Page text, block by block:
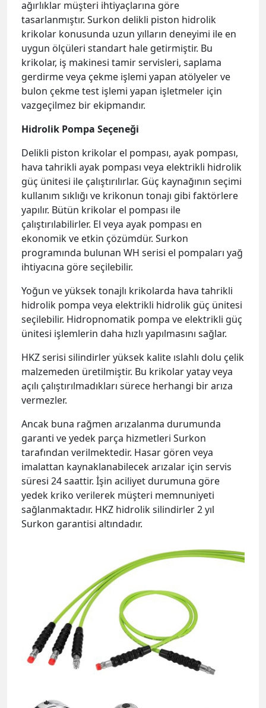
ağırlıklar müşteri ihtiyaçlarına göre
tasarlanmıştır. Surkon delikli piston hidrolik
krikolar konusunda uzun yılların deneyimi ile en
uygun ölçüleri standart hale getirmiştir. Bu
krikolar, iş makinesi tamir servisleri, saplama
gerdirme veya çekme işlemi yapan atölyeler ve
bulon çekme test işlemi yapan işletmeler için
vazgeçilmez bir ekipmandır.
Hidrolik Pompa Seçeneği
Delikli piston krikolar el pompası, ayak pompası,
hava tahrikli ayak pompası veya elektrikli hidrolik
güç ünitesi ile çalıştırılırlar. Güç kaynağının seçimi
kullanım sıklığı ve krikonun tonajı gibi faktörlere
yapılır. Bütün krikolar el pompası ile
çalıştırılabilirler. El veya ayak pompası en
ekonomik ve etkin çözümdür. Surkon
programında bulunan WH serisi el pompaları yağ
ihtiyacına göre seçilebilir.
Yoğun ve yüksek tonajlı krikolarda hava tahrikli
hidrolik pompa veya elektrikli hidrolik güç ünitesi
seçilebilir. Hidropnomatik pompa ve elektrikli güç
ünitesi işlemlerin daha hızlı yapılmasını sağlar.
HKZ serisi silindirler yüksek kalite ıslahlı dolu çelik
malzemeden üretilmiştir. Bu krikolar yatay veya
açılı çalıştırılmadıkları sürece herhangi bir arıza
vermezler.
Ancak buna rağmen arızalanma durumunda
garanti ve yedek parça hizmetleri Surkon
tarafından verilmektedir. Hasar gören veya
imalattan kaynaklanabilecek arızalar için servis
süresi 24 saattir. İşin aciliyet durumuna göre
yedek kriko verilerek müşteri memnuniyeti
sağlanmaktadır. HKZ hidrolik silindirler 2 yıl
Surkon garantisi altındadır.